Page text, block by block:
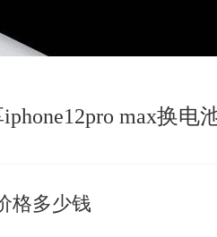
max换电
格多少钱